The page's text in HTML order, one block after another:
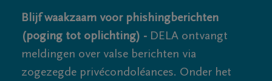
Blijf waakzaam voor phishingberichten
(poging tot oplichting) - DELA ontvangt
meldingen over valse berichten via
zogezegde privécondoléances. Onder het